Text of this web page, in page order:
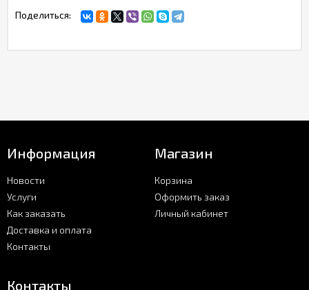
Поделиться:
Информация
Новости
Услуги
Как заказать
Доставка и оплата
Контакты
Магазин
Корзина
Оформить заказ
Личный кабинет
Контакты